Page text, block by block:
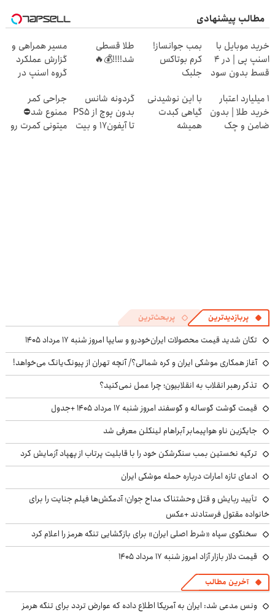
مطالب پیشنهادی
خرید موبایل با
اسنپ پی | در ۴
قسط بدون سود
بمب جوانساز!
کرم بوتاکس
جلبک
طلا قسطی
شد!!!!💰🔥
مسیر همراهی و
گزارش عملکرد
گروه اسنپ در
۱ میلیارد اعتبار
خرید طلا | بدون
ضامن و چک
با این نوشیدنی
گیاهی کبدت
همیشه
گردونه شانس
بدون پوچ از PS5
تا آیفون17 و بیت
جراحی کمر
ممنوع شد⛔
میتونی کمرت رو
پربازدیدترین پربحث‌ترین
تکان شدید قیمت محصولات ایران‌خودرو و سایپا امروز شنبه ۱۷ مرداد ۱۴۰۵
آغاز همکاری موشکی ایران و کره شمالی؟/ آنچه تهران از پیونگ‌یانگ می‌خواهد!
تذکر رهبر انقلاب به انقلابیون؛ چرا عمل نمی‌کنید؟
قیمت گوشت گوساله و گوسفند امروز شنبه ۱۷ مرداد ۱۴۰۵ +جدول
جایگزین ناو هواپیمابر آبراهام لینکلن معرفی شد
ترکیه نخستین بمب سنگرشکن خود را با قابلیت پرتاب از پهپاد آزمایش کرد
ادعای تازه امارات درباره حمله موشکی ایران
تأیید ربایش و قتل وحشتناک مداح جوان؛ آدمکش‌ها فیلم جنایت را برای
خانواده مقتول فرستادند +عکس
سخنگوی سپاه «شرط اصلی ایران» برای بازگشایی تنگه هرمز را اعلام کرد
قیمت دلار بازار آزاد امروز شنبه ۱۷ مرداد ۱۴۰۵
آخرین مطالب
ونس مدعی شد: ایران به آمریکا اطلاع داده که عوارض تردد برای تنگه هرمز